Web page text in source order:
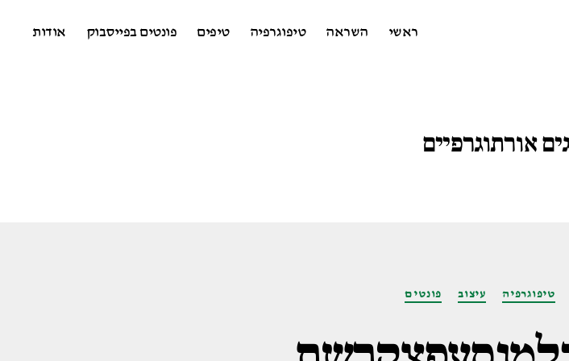
ראשי השראה טיפוגרפיה טיפים פונטים בפייסבוק אודות
אורתוגרפיים
טיפוגרפיה עיצוב פונטים